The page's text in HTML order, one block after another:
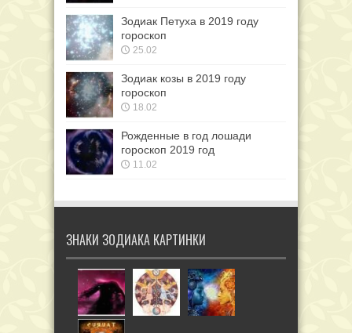
Зодиак Петуха в 2019 году
гороскоп
25.02
Зодиак козы в 2019 году
гороскоп
18.02
Рожденные в год лошади
гороскоп 2019 год
11.02
ЗНАКИ ЗОДИАКА КАРТИНКИ